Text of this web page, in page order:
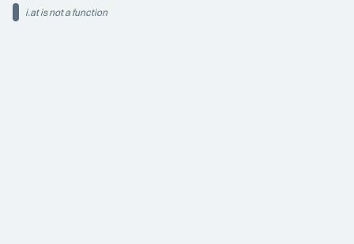
i.at is not a function